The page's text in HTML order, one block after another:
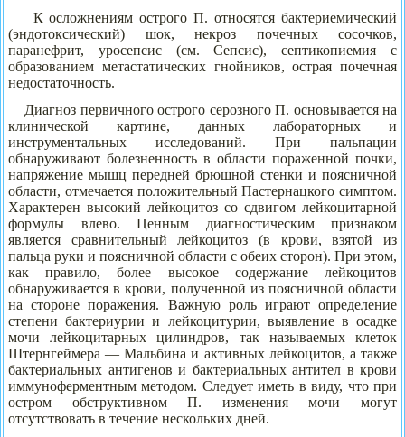
К осложнениям острого П. относятся бактериемический
(эндотоксический) шок, некроз почечных сосочков,
паранефрит, уросепсис (см. Сепсис), септикопиемия с
образованием метастатических гнойников, острая почечная
недостаточность.
Диагноз первичного острого серозного П. основывается на
клинической картине, данных лабораторных и
инструментальных исследований. При пальпации
обнаруживают болезненность в области пораженной почки,
напряжение мышц передней брюшной стенки и поясничной
области, отмечается положительный Пастернацкого симптом.
Характерен высокий лейкоцитоз со сдвигом лейкоцитарной
формулы влево. Ценным диагностическим признаком
является сравнительный лейкоцитоз (в крови, взятой из
пальца руки и поясничной области с обеих сторон). При этом,
как правило, более высокое содержание лейкоцитов
обнаруживается в крови, полученной из поясничной области
на стороне поражения. Важную роль играют определение
степени бактериурии и лейкоцитурии, выявление в осадке
мочи лейкоцитарных цилиндров, так называемых клеток
Штернгеймера — Мальбина и активных лейкоцитов, а также
бактериальных антигенов и бактериальных антител в крови
иммуноферментным методом. Следует иметь в виду, что при
остром обструктивном П. изменения мочи могут
отсутствовать в течение нескольких дней.